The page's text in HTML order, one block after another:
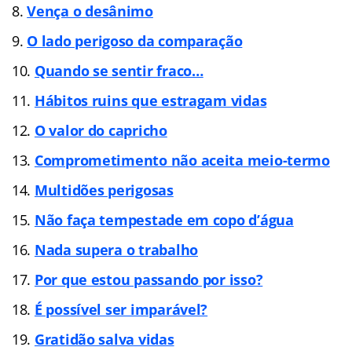
Vença o desânimo
O lado perigoso da comparação
Quando se sentir fraco…
Hábitos ruins que estragam vidas
O valor do capricho
Comprometimento não aceita meio-termo
Multidões perigosas
Não faça tempestade em copo d’água
Nada supera o trabalho
Por que estou passando por isso?
É possível ser imparável?
Gratidão salva vidas